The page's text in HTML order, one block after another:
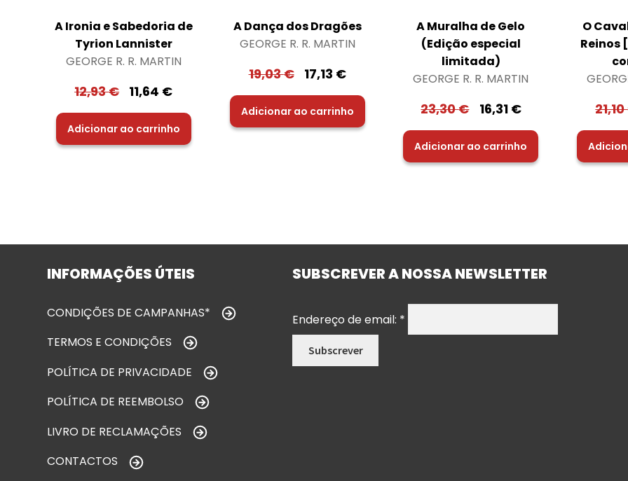
A Ironia e Sabedoria de
Tyrion Lannister
GEORGE R. R. MARTIN
12,93€ 11,64 €
Adicionar ao carrinho
A Dança dos Dragões
GEORGE R. R. MARTIN
19,03€ 17,13 €
Adicionar ao carrinho
A Muralha de Gelo
(Edição especial
limitada)
GEORGE R. R. MARTIN
23,30€ 16,31 €
Adicionar ao carrinho
O
Reinos
21,10
INFORMAÇÕES ÚTEIS
CONDIÇÕES DE CAMPANHAS*
TERMOS E CONDIÇÕES
POLÍTICA DE PRIVACIDADE
POLÍTICA DE REEMBOLSO
LIVRO DE RECLAMAÇÕES
CONTACTOS
SUBSCREVER A NOSSA NEWSLETTER
Endereço de email: *